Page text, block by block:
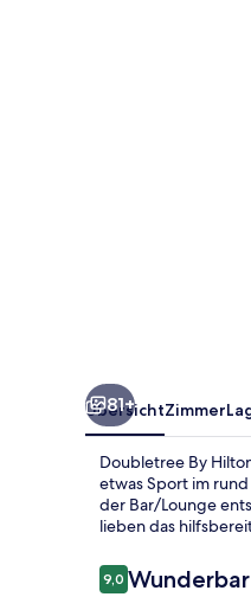
81+
ÜbersichtZimmer
Doubletree By
etwas Sport im
der Bar/Lounge
lieben das
Bewertungen
9,09,0 von 10.
Wunderbar